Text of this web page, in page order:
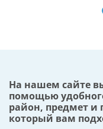
На нашем сайте
помощью
район, предмет и
который вам